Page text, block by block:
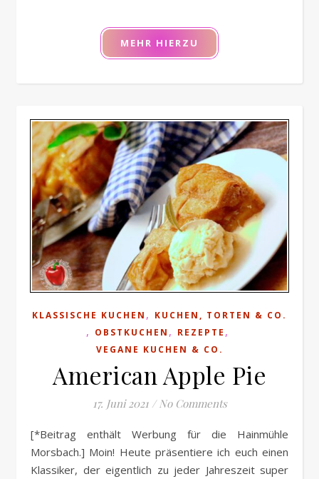
MEHR HIERZU
KLASSISCHE KUCHEN , KUCHEN, TORTEN & CO.
, OBSTKUCHEN , REZEPTE ,
VEGANE KUCHEN & CO.
American Apple Pie
17. Juni 2021 / No Comments
[*Beitrag enthält Werbung für die Hainmühle
Morsbach.] Moin! Heute präsentiere ich euch einen
Klassiker, der eigentlich zu jeder Jahreszeit super